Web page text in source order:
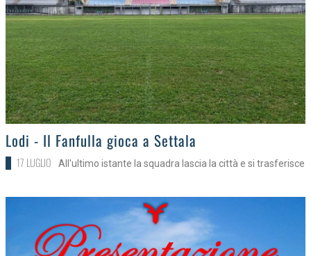
>Lodi - Il Fanfulla gioca a Settala
17 LUGLIO All'ultimo istante la squadra lascia la città e si trasferisce